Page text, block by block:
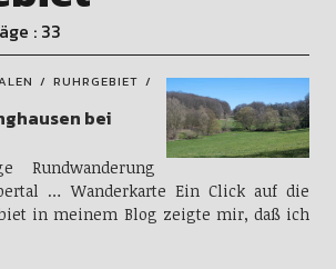
: 33
RUHRGEBIET
bei
Rundwanderung
… Wanderkarte Ein Click auf die
in meinem Blog zeigte mir, daß ich